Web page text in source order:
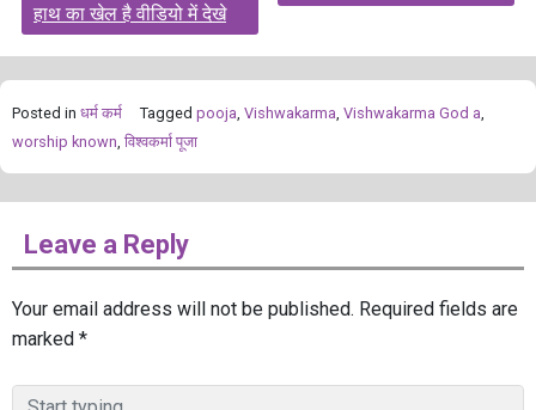
हाथ का खेल है वीडियो में देखे
Posted in धर्म कर्म Tagged pooja Vishwakarma Vishwakarma God a
worship known विश्वकर्मा पूजा
Leave a Reply
Your email address will not be published. Required fields are
marked *